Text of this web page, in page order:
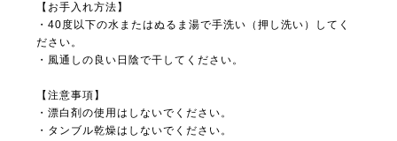
【お手入れ方法】
・40度以下の水またはぬるま湯で手洗い（押し洗い）してく
ださい。
・風通しの良い日陰で干してください。
【注意事項】
・漂白剤の使用はしないでください。
・タンブル乾燥はしないでください。